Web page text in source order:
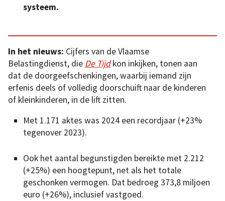
systeem.
In het nieuws: Cijfers van de Vlaamse
Belastingdienst, die De Tijdkon inkijken, tonen aan
dat de doorgeefschenkingen, waarbij iemand zijn
erfenis deels of volledig doorschuift naar de kinderen
of kleinkinderen, in de lift zitten.
Met 1.171 aktes was 2024 een recordjaar (+23%
tegenover 2023).
Ook het aantal begunstigden bereikte met 2.212
(+25%) een hoogtepunt, net als het totale
geschonken vermogen. Dat bedroeg 373,8 miljoen
euro (+26%), inclusief vastgoed.